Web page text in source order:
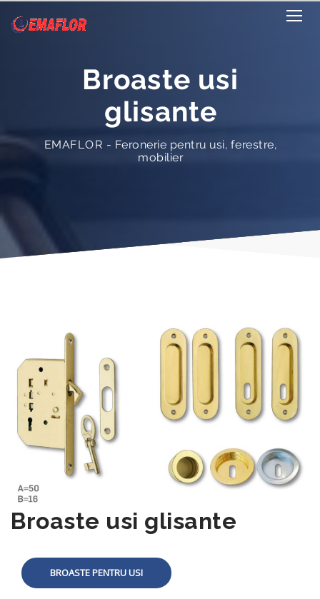
Broaste usi
glisante
EMAFLOR - Feronerie pentru usi, ferestre,
mobilier
Broaste usi glisante
BROASTE PENTRU USI